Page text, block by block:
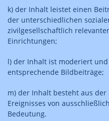
k) der Inhalt leistet einen
der unterschiedlichen
zivilgesellschaftlich
Einrichtungen;
l) der Inhalt ist moderiert
entsprechende Bildbeiträge;
m) der Inhalt besteht aus der
Ereignisses von
Bedeutung.